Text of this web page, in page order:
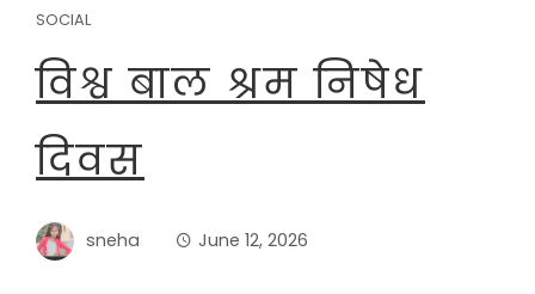
SOCIAL
विश्व बाल श्रम निषेध
दिवस
sneha June 12, 2026